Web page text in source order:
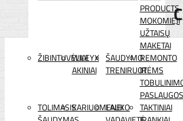
PRODUCTS
MOKOMIEJI
UŽTAISŲ
MAKETAI
ŽIBINTUVĖLIAI
WILEYX
AKINIAI
ŠAUDYMO
TRENIRUOTĖMS
REMONTO
IR
PASLAUGOS
TOLIMASISKARIUOMENEI
LAUKO
TAKTINIAI